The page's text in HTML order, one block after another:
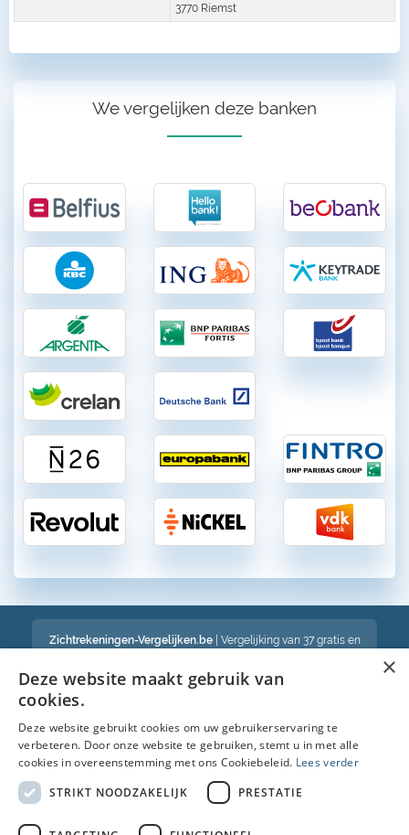
3770 Riemst
We vergelijken deze banken
Zichtrekeningen-Vergelijken.be| Vergelijking van 37 gratis en
Een volledig onafhankelijke vergelijking van gratis en betalende
bankrekeningen in België
Bekijk ook :
Spaarrekening
×
Deze website maakt gebruik van
cookies.
Deze website gebruikt cookies om uw gebruikerservaring te
verbeteren. Door onze website te gebruiken, stemt u in met alle
cookies in overeenstemming met ons Cookiebeleid. Lees verder
STRIKT NOODZAKELIJK
PRESTATIE